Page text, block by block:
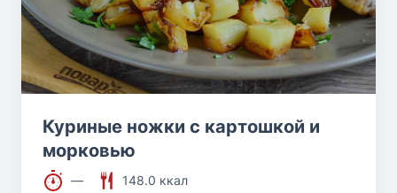
Куриные ножки с картошкой и
морковью
—
148.0 ккал